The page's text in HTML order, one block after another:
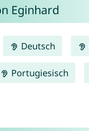
Eginhard
Deutsch
Portugiesisch